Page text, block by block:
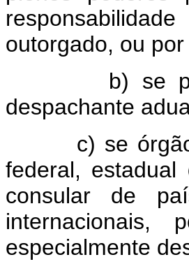
outorgado, ou
b) se
despachante
c) se órgão
federal, estadual
consular de
internacionais,
especialmente